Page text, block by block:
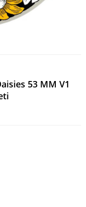
53 MM V1